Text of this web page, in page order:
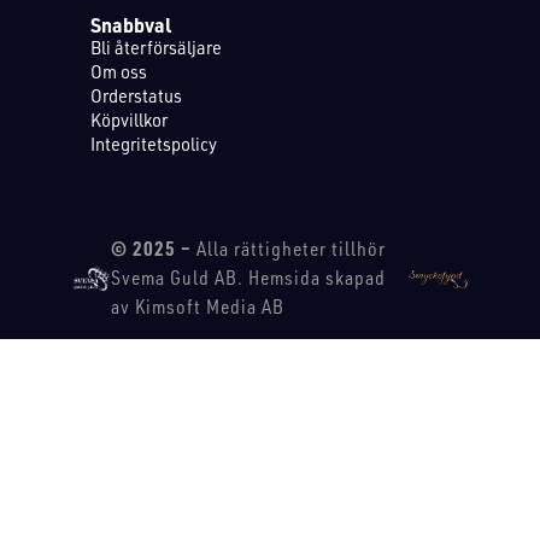
Snabbval
Bli återförsäljare
Om oss
Orderstatus
Köpvillkor
Integritetspolicy
© 2025 – Alla rättigheter tillhör
Svema Guld AB. Hemsida skapad
av Kimsoft Media AB